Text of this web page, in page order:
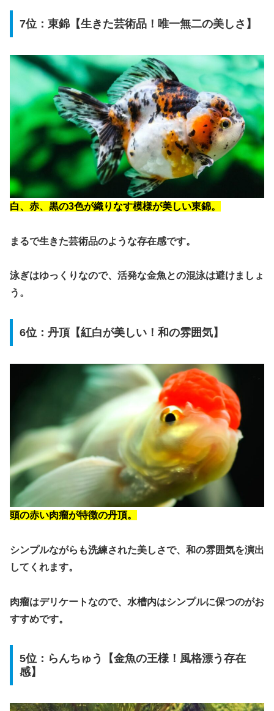
7位：東錦【生きた芸術品！唯一無二の美しさ】
白、赤、黒の3色が織りなす模様が美しい東錦。
まるで生きた芸術品のような存在感です。
泳ぎはゆっくりなので、活発な金魚との混泳は避けましょ
う。
6位：丹頂【紅白が美しい！和の雰囲気】
頭の赤い肉瘤が特徴の丹頂。
シンプルながらも洗練された美しさで、和の雰囲気を演出
してくれます。
肉瘤はデリケートなので、水槽内はシンプルに保つのがお
すすめです。
5位：らんちゅう【金魚の王様！風格漂う存在
感】